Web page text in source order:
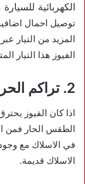
الكهربائية
توصيل احمال
المزيد من التيار
الفيوز هذا التيار
2. تراكم الحرارة في التوصيلات الكهربائية
اذا كان الفيوز
الطقس الحار فمن
في الاسلاك مع
الاسلاك قديمة.